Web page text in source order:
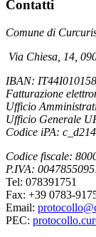
Contatti
Comune di
Via Chiesa, 14
IBAN:
Fatturazione
Ufficio
Ufficio Generale
Codice iPA: c_d214
Codice fiscale:
P.IVA:
Tel: 078391751
Fax: +39 0783-
Email:
PEC: